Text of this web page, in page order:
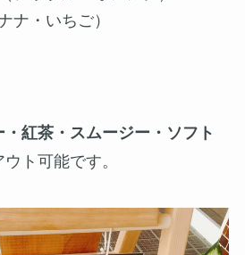
ナ・いちご）
・紅茶・スムージー・ソフト
ト可能です。